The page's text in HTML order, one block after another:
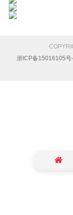
浙ICP备15016105